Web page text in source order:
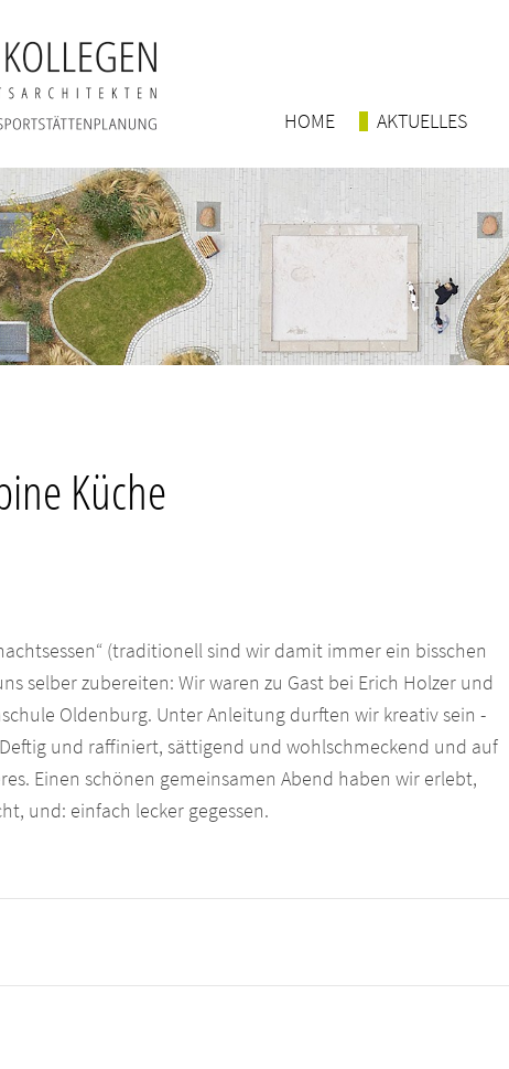
HOME AKTUELLES
Küche
(traditionell sind wir damit immer ein bisschen
selber zubereiten: Wir waren zu Gast bei Erich Holzer und
Oldenburg. Unter Anleitung durften wir kreativ sein -
und raffiniert, sättigend und wohlschmeckend und auf
Einen schönen gemeinsamen Abend haben wir erlebt,
und: einfach lecker gegessen.